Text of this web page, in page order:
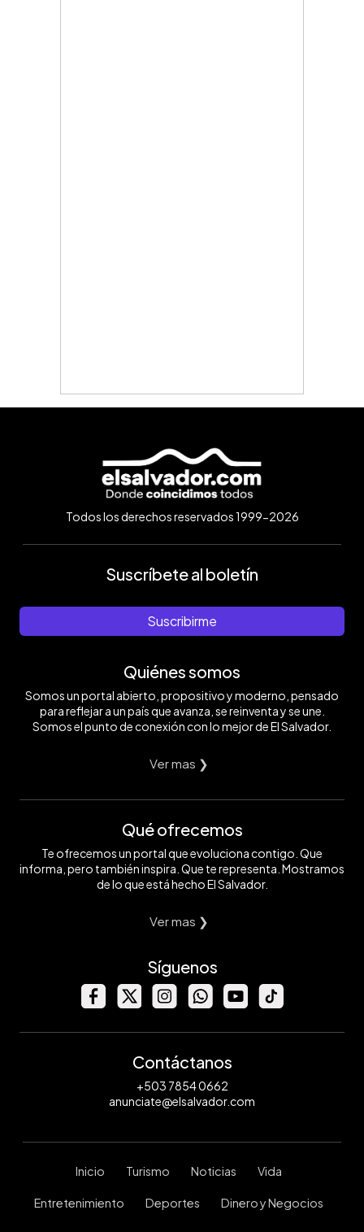
Todos los derechos reservados 1999-2026
Suscríbete al boletín
Suscribirme
Quiénes somos
Somos un portal abierto, propositivo y moderno, pensado
para reflejar a un país que avanza, se reinventa y se une.
Somos el punto de conexión con lo mejor de El Salvador.
Ver mas ❯
Qué ofrecemos
Te ofrecemos un portal que evoluciona contigo. Que
informa, pero también inspira. Que te representa. Mostramos
de lo que está hecho El Salvador.
Ver mas ❯
Síguenos
Contáctanos
+503 7854 0662
anunciate@elsalvador.com
Inicio Turismo Noticias Vida
Entretenimiento Deportes Dinero y Negocios